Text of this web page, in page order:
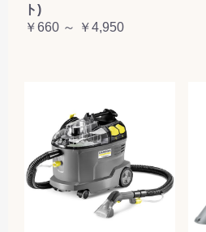
ト)
￥660 ～ ￥4,950